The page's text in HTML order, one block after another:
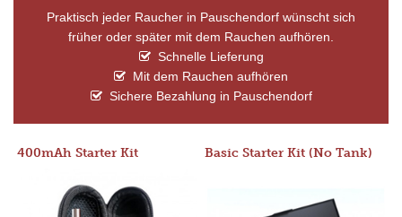
Praktisch jeder Raucher in Pauschendorf wünscht sich
früher oder später mit dem Rauchen aufhören.
Schnelle Lieferung
Mit dem Rauchen aufhören
Sichere Bezahlung in Pauschendorf
400mAh Starter Kit Basic Starter Kit (No Tank)